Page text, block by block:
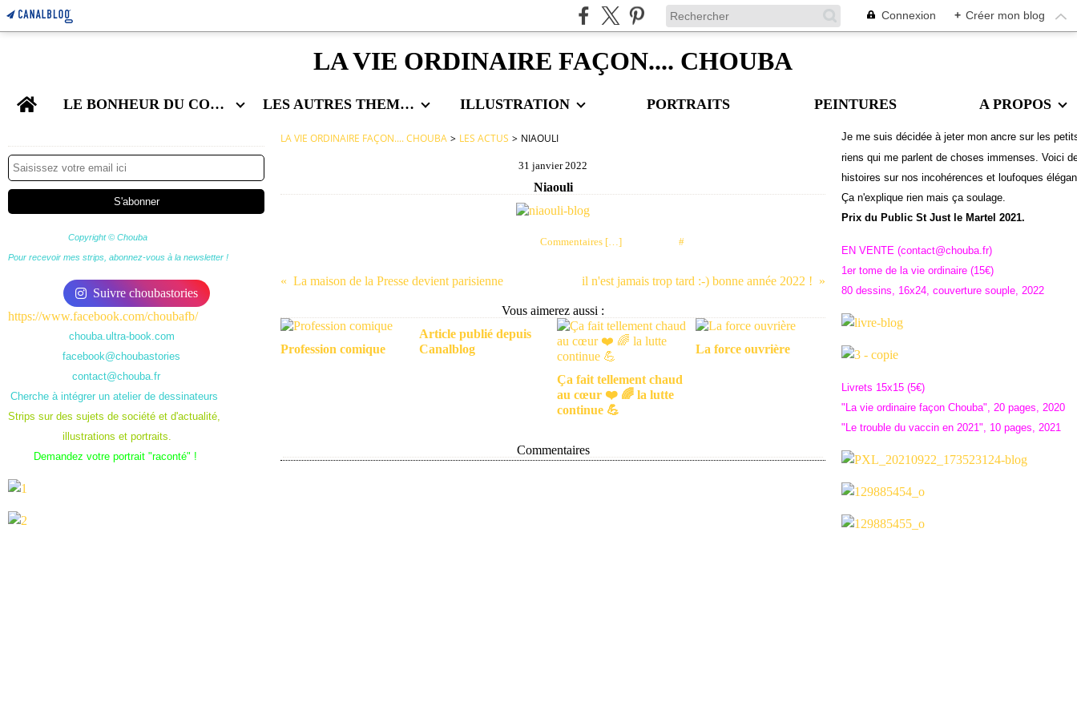
Connexion + Créer mon blog
LA VIE ORDINAIRE FAÇON.... CHOUBA
Home LE BONHEUR DU COUPLE LES AUTRES THEMES ILLUSTRATION PORTRAITS PEINTURES
A PROPOS
Copyright © Chouba
Pour recevoir mes strips, abonnez-vous à la newsletter !
Suivre choubastories
https://www.facebook.com/choubafb/
chouba.ultra-book.com
facebook@choubastories
contact@chouba.fr
Cherche à intégrer un atelier de dessinateurs
Strips sur des sujets de société et d'actualité,
illustrations et portraits.
Demandez votre portrait "raconté" !
LA VIE ORDINAIRE FAÇON.... CHOUBA > LES ACTUS > NIAOULI
31 janvier 2022
Niaouli
Commentaires […] #
La maison de la Presse devient parisienne il n'est jamais trop tard :-) bonne année 2022 !
Vous aimerez aussi :
Profession comique
Article publié depuis
Canalblog
Ça fait tellement chaud
au cœur ❤️ 🌈 la lutte
continue 💪
La force ouvrière
Commentaires
Je me suis décidée à jeter mon ancre sur les
riens qui me parlent de choses immenses. Voici
histoires sur nos incohérences et loufoques
Ça n'explique rien mais ça soulage.
Prix du Public St Just le Martel 2021.
EN VENTE (contact@chouba.fr)
1er tome de la vie ordinaire (15€)
80 dessins, 16x24, couverture souple, 2022
Livrets 15x15 (5€)
"La vie ordinaire façon Chouba", 20 pages, 2020
"Le trouble du vaccin en 2021", 10 pages, 2021